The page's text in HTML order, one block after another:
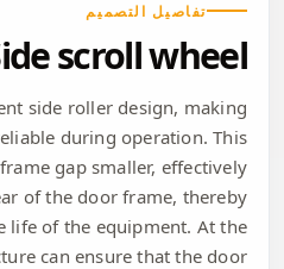
تفاصيل التصميم
scroll wheel
side roller design, making
during operation. This
gap smaller, effectively
of the door frame, thereby
life of the equipment. At the
can ensure that the door